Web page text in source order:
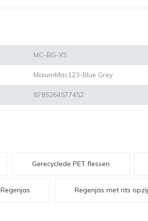
MC-BG-XS
MaiumMac123-Blue Grey
8785264577452
Gerecyclede PET flessen
Regenjas Regenjas met rits opzij